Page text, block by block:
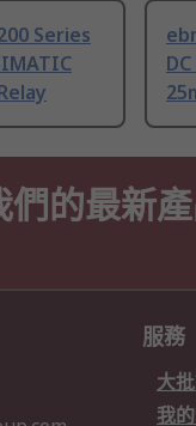
Series
的最新
服務
大
我